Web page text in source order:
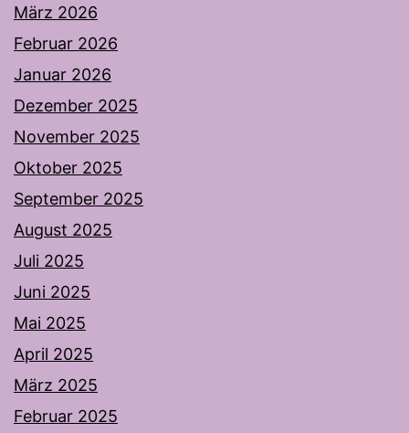
März 2026
Februar 2026
Januar 2026
Dezember 2025
November 2025
Oktober 2025
September 2025
August 2025
Juli 2025
Juni 2025
Mai 2025
April 2025
März 2025
Februar 2025